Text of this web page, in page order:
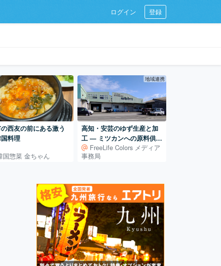
ログイン 登録
西友の前にある激う
料理
国惣菜 金ちゃん
地域連携
高知・安芸のゆず生産と加
工 ― ミツカンへの原料供給
を支える仕組み
FreeLife Colors メディア
事務局